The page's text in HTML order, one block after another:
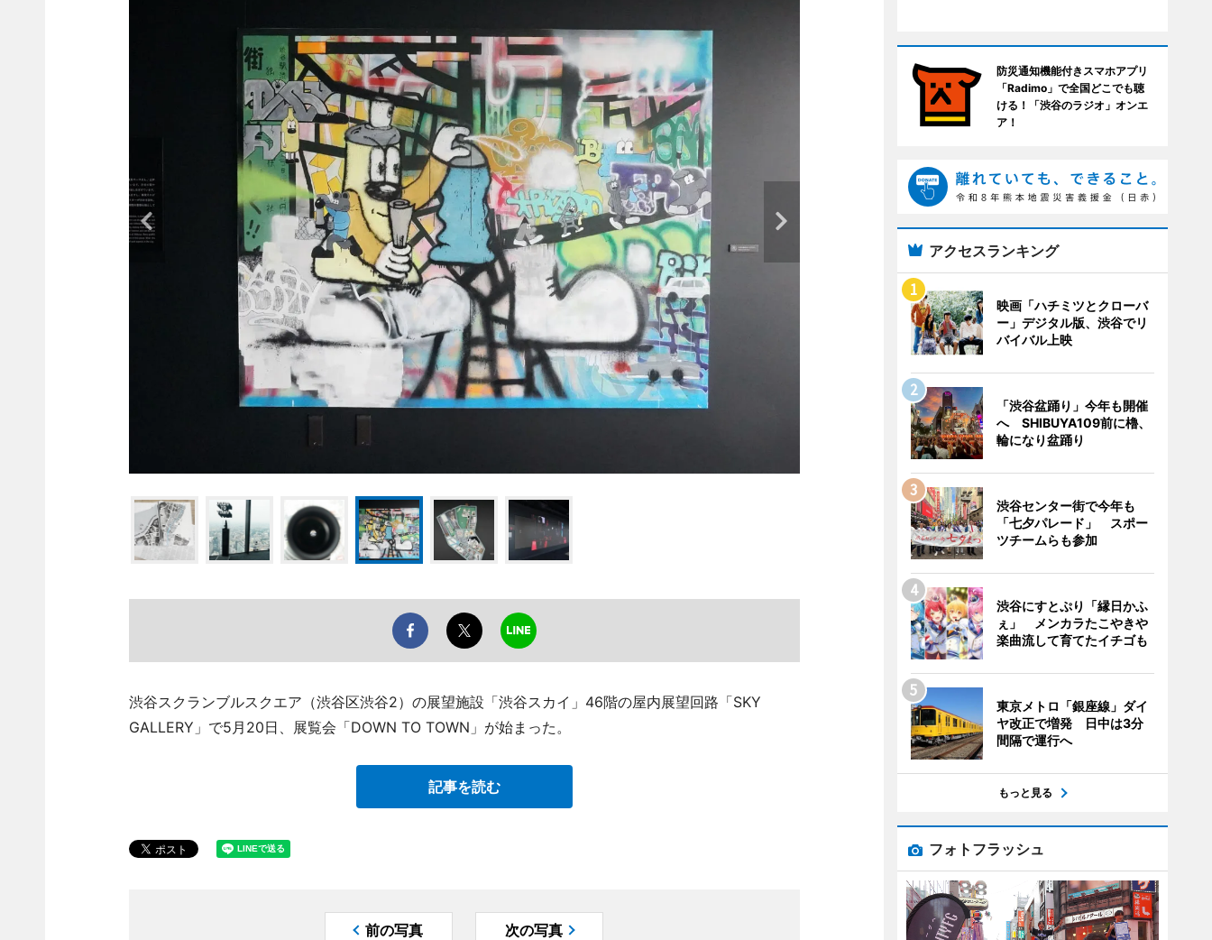
渋谷スクランブルスクエア（渋谷区渋谷2）の展望施設「渋谷スカイ」46階の屋内展望回路「SKY
GALLERY」で5月20日、展覧会「DOWN TO TOWN」が始まった。
記事を読む
前の写真 次の写真
防災通知機能付きスマホアプリ
「Radimo」で全国どこでも聴
ける！「渋谷のラジオ」オンエ
ア！
アクセスランキング
映画「ハチミツとクローバ
ー」デジタル版、渋谷でリ
バイバル上映
「渋谷盆踊り」今年も開催
へ SHIBUYA109前に櫓、
輪になり盆踊り
渋谷センター街で今年も
「七夕パレード」 スポー
ツチームらも参加
渋谷にすとぷり「縁日かふ
ぇ」 メンカラたこやきや
楽曲流して育てたイチゴも
東京メトロ「銀座線」ダイ
ヤ改正で増発 日中は3分
間隔で運行へ
もっと見る
フォトフラッシュ